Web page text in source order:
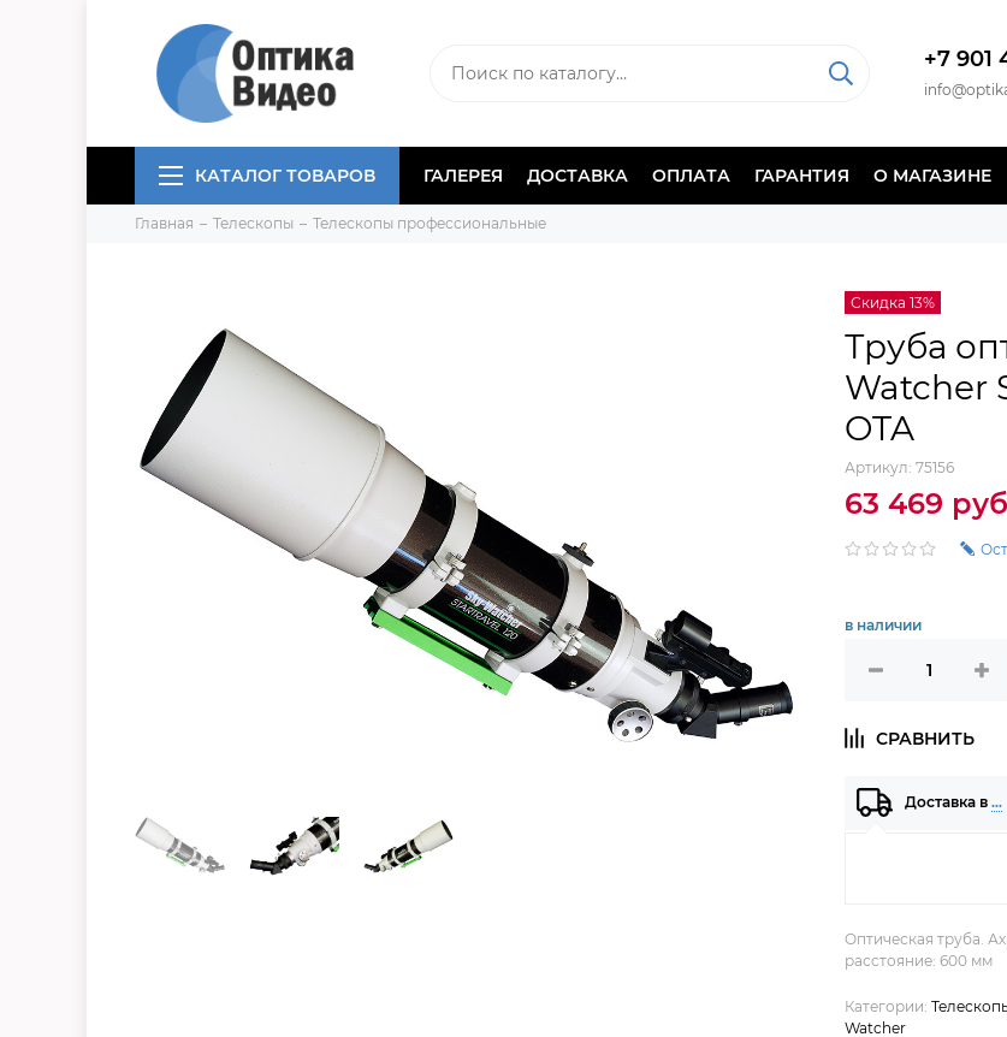
+7 901
КАТАЛОГ ТОВАРОВ ГАЛЕРЕЯ ДОСТАВКА ОПЛАТА ГАРАНТИЯ О МАГАЗИНЕ
Главная Телескопы Телескопы профессиональные
Скидка 13%
Труба
Watcher
OTA
Артикул: 75156
63 469 руб
в наличии
Доставка в …
Оптическая труба.
расстояние: 600 мм
Категории:
Watcher